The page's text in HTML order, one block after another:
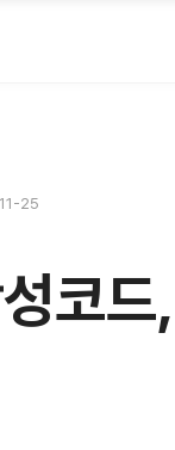
25
코